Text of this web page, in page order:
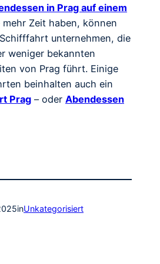
in Prag auf einem
mehr Zeit haben, können
unternehmen, die
weniger bekannten
von Prag führt. Einige
beinhalten auch ein
Prag – oder Abendessen
inUnkategorisiert